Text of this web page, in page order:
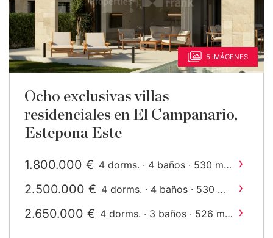
5 IMÁGENES
Ocho exclusivas villas
residenciales en El Campanario,
Estepona Este
1.800.000 € 4 dorms. · 4 baños · 530 m ›
2.500.000 € 4 dorms. · 4 baños · 530 m ›
2.650.000 € 4 dorms. · 3 baños · 526 m ›